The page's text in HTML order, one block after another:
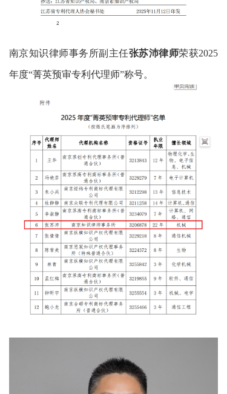
南京知识律师事务所副主任张苏沛律师荣获2025
年度“菁英预审专利代理师”称号。